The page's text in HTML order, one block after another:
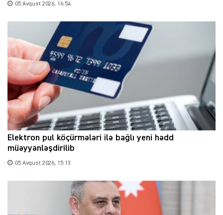
05 Avqust 2026, 16:54
Elektron pul köçürmələri ilə bağlı yeni hədd
müəyyənləşdirilib
05 Avqust 2026, 15:13